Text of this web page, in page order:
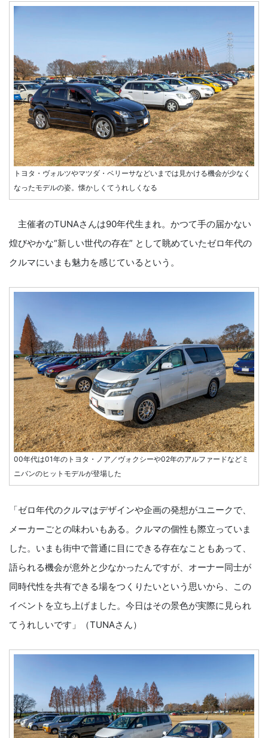
トヨタ・ヴォルツやマツダ・ベリーサなどいまでは見かける機会が少なく
なったモデルの姿。懐かしくてうれしくなる
主催者のTUNAさんは90年代生まれ。かつて手の届かない
煌びやかな“新しい世代の存在” として眺めていたゼロ年代の
クルマにいまも魅力を感じているという。
00年代は01年のトヨタ・ノア／ヴォクシーや02年のアルファードなどミ
ニバンのヒットモデルが登場した
「ゼロ年代のクルマはデザインや企画の発想がユニークで、
メーカーごとの味わいもある。クルマの個性も際立っていま
した。いまも街中で普通に目にできる存在なこともあって、
語られる機会が意外と少なかったんですが、オーナー同士が
同時代性を共有できる場をつくりたいという思いから、この
イベントを立ち上げました。今日はその景色が実際に見られ
てうれしいです」（TUNAさん）